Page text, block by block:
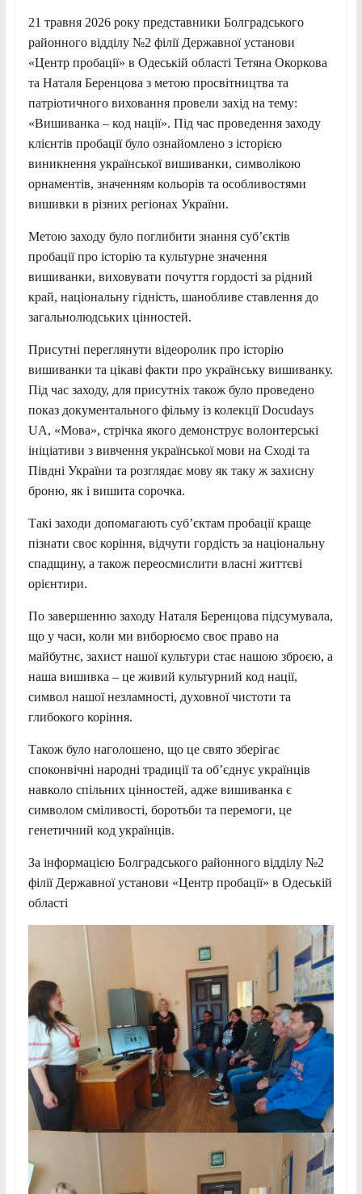
21 травня 2026 року представники Болградського
районного відділу №2 філії Державної установи
«Центр пробації» в Одеській області Тетяна Окоркова
та Наталя Беренцова з метою просвітництва та
патріотичного виховання провели захід на тему:
«Вишиванка – код нації». Під час проведення заходу
клієнтів пробації було ознайомлено з історією
виникнення української вишиванки, символікою
орнаментів, значенням кольорів та особливостями
вишивки в різних регіонах України.
Метою заходу було поглибити знання суб’єктів
пробації про історію та культурне значення
вишиванки, виховувати почуття гордості за рідний
край, національну гідність, шанобливе ставлення до
загальнолюдських цінностей.
Присутні переглянути відеоролик про історію
вишиванки та цікаві факти про українську вишиванку.
Під час заходу, для присутніх також було проведено
показ документального фільму із колекції Docudays
UA, «Мова», стрічка якого демонструє волонтерські
ініціативи з вивчення української мови на Сході та
Півдні України та розглядає мову як таку ж захисну
броню, як і вишита сорочка.
Такі заходи допомагають суб’єктам пробації краще
пізнати своє коріння, відчути гордість за національну
спадщину, а також переосмислити власні життєві
орієнтири.
По завершенню заходу Наталя Беренцова підсумувала,
що у часи, коли ми виборюємо своє право на
майбутнє, захист нашої культури стає нашою зброєю, а
наша вишивка – це живий культурний код нації,
символ нашої незламності, духовної чистоти та
глибокого коріння.
Також було наголошено, що це свято зберігає
споконвічні народні традиції та об’єднує українців
навколо спільних цінностей, адже вишиванка є
символом сміливості, боротьби та перемоги, це
генетичний код українців.
За інформацією Болградського районного відділу №2
філії Державної установи «Центр пробації» в Одеській
області